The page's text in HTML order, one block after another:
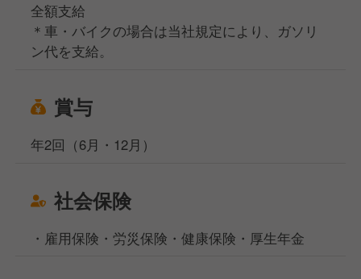
全額支給
＊車・バイクの場合は当社規定により、ガソリ
ン代を支給。
賞与
年2回（6月・12月）
社会保険
・雇用保険・労災保険・健康保険・厚生年金